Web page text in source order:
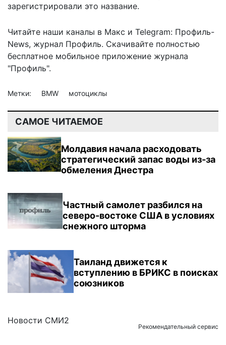
зарегистрировали это название.
Читайте наши каналы в Макс и Telegram: Профиль-
News, журнал Профиль. Скачивайте полностью
бесплатное мобильное приложение журнала
"Профиль".
Метки: BMW мотоциклы
САМОЕ ЧИТАЕМОЕ
Молдавия начала расходовать
стратегический запас воды из-за
обмеления Днестра
Частный самолет разбился на
северо-востоке США в условиях
снежного шторма
Таиланд движется к
вступлению в БРИКС в поисках
союзников
Новости СМИ2
Рекомендательный сервис